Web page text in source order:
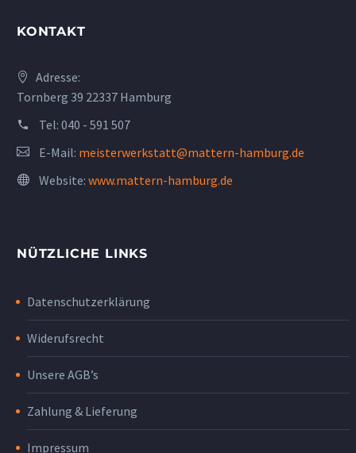
KONTAKT
Adresse:
Tornberg 39 22337 Hamburg
Tel: 040 - 591 507
E-Mail: meisterwerkstatt@mattern-hamburg.de
Website: www.mattern-hamburg.de
NÜTZLICHE LINKS
Datenschutzerklärung
Widerufsrecht
Unsere AGB’s
Zahlung & Lieferung
Impressum